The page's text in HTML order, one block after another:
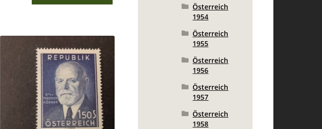
Österreich
1954
Österreich
1955
Österreich
1956
Österreich
1957
Österreich
1958